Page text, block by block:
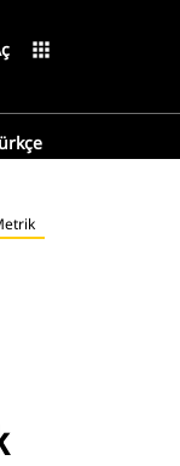
apps